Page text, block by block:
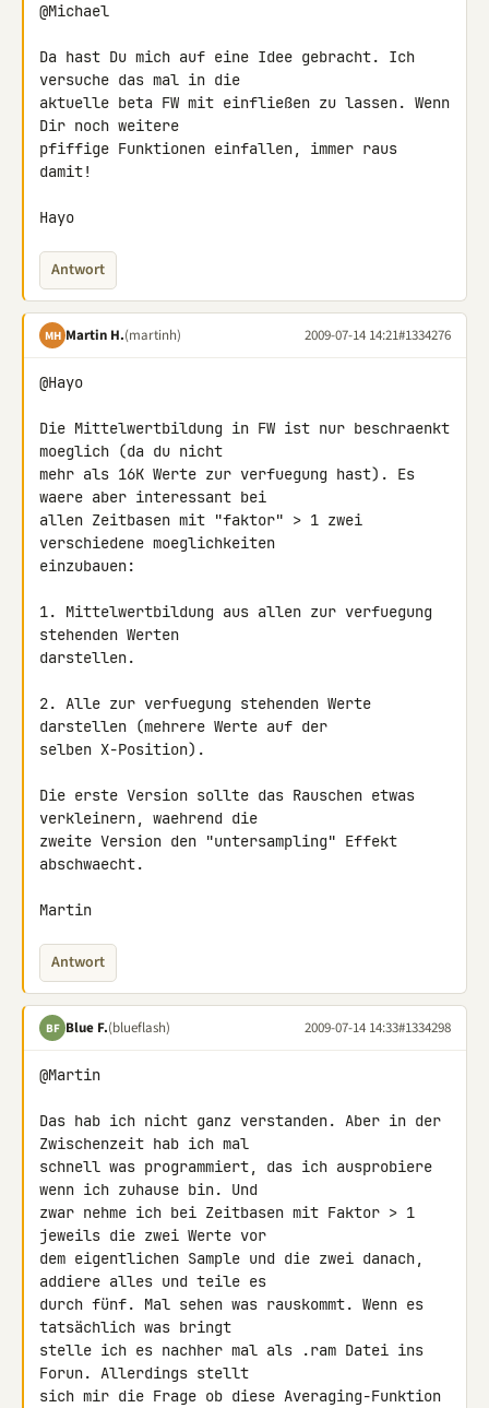
@Michael
Da hast Du mich auf eine Idee gebracht. Ich
versuche das mal in die
aktuelle beta FW mit einfließen zu lassen. Wenn
Dir noch weitere
pfiffige Funktionen einfallen, immer raus
damit!
Hayo
Antwort
MH Martin H.(martinh) 2009-07-14 14:21#1334276
@Hayo
Die Mittelwertbildung in FW ist nur beschraenkt
moeglich (da du nicht
mehr als 16K Werte zur verfuegung hast). Es
waere aber interessant bei
allen Zeitbasen mit "faktor" > 1 zwei
verschiedene moeglichkeiten
einzubauen:
1. Mittelwertbildung aus allen zur verfuegung
stehenden Werten
darstellen.
2. Alle zur verfuegung stehenden Werte
darstellen (mehrere Werte auf der
selben X-Position).
Die erste Version sollte das Rauschen etwas
verkleinern, waehrend die
zweite Version den "untersampling" Effekt
abschwaecht.
Martin
Antwort
BF Blue F.(blueflash) 2009-07-14 14:33#1334298
@Martin
Das hab ich nicht ganz verstanden. Aber in der
Zwischenzeit hab ich mal
schnell was programmiert, das ich ausprobiere
wenn ich zuhause bin. Und
zwar nehme ich bei Zeitbasen mit Faktor > 1
jeweils die zwei Werte vor
dem eigentlichen Sample und die zwei danach,
addiere alles und teile es
durch fünf. Mal sehen was rauskommt. Wenn es
tatsächlich was bringt
stelle ich es nachher mal als .ram Datei ins
Forun. Allerdings stellt
sich mir die Frage ob diese Averaging-Funktion